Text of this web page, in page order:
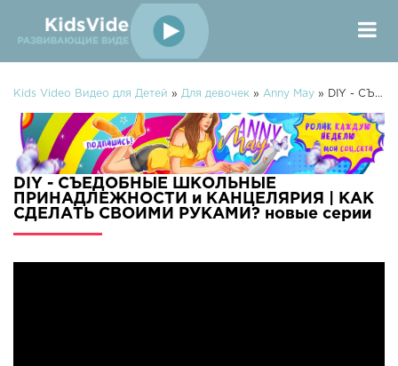
Kids Video Видео для Детей » Для девочек » Anny May » DIY - СЪЕДОБНЫЕ ШКОЛЬНЫЕ ПРИНАДЛЕЖНОСТИ и КАНЦЕЛЯРИЯ | КАК СДЕЛАТЬ СВОИМИ РУКАМИ?
DIY - СЪЕДОБНЫЕ ШКОЛЬНЫЕ
ПРИНАДЛЕЖНОСТИ и КАНЦЕЛЯРИЯ | КАК
СДЕЛАТЬ СВОИМИ РУКАМИ? новые серии